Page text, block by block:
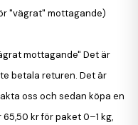
"vägrat" mottagande)
mottagande" Det är
betala returen. Det är
oss och sedan köpa en
kr för paket 0–1 kg,